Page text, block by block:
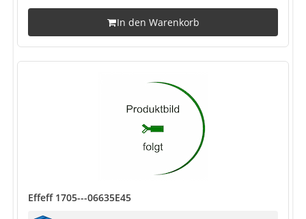
In den Warenkorb
Effeff 1705---06635E45